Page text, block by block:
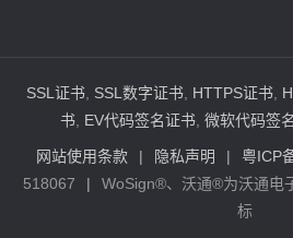
SSL证书 SSL数字证书 HTTPS证书
书 EV代码签名证书 微软代码签
网站使用条款 | 隐私声明 | 粤ICP
518067
|
WoSign®、沃通®为沃通电
标